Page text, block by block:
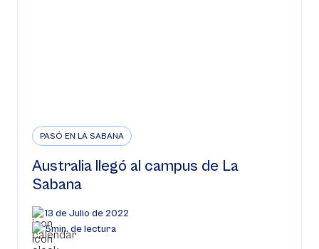
PASÓ EN LA SABANA
Australia llegó al campus de La
Sabana
13 de Julio de 2022
5min. de lectura